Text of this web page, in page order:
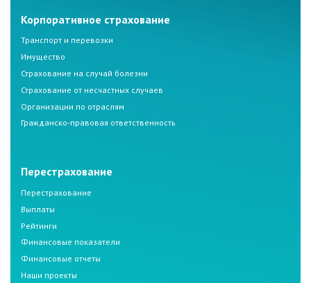
Корпоративное страхование
Транспорт и перевозки
Имущество
Страхование на случай болезни
Страхование от несчастных случаев
Организации по отраслям
Гражданско-правовая ответственность
Перестрахование
Перестрахование
Выплаты
Рейтинги
Финансовые показатели
Финансовые отчеты
Наши проекты